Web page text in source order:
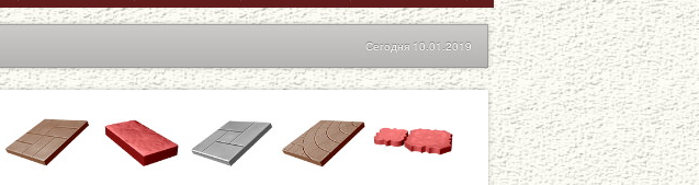
Сегодня 10.01.2019